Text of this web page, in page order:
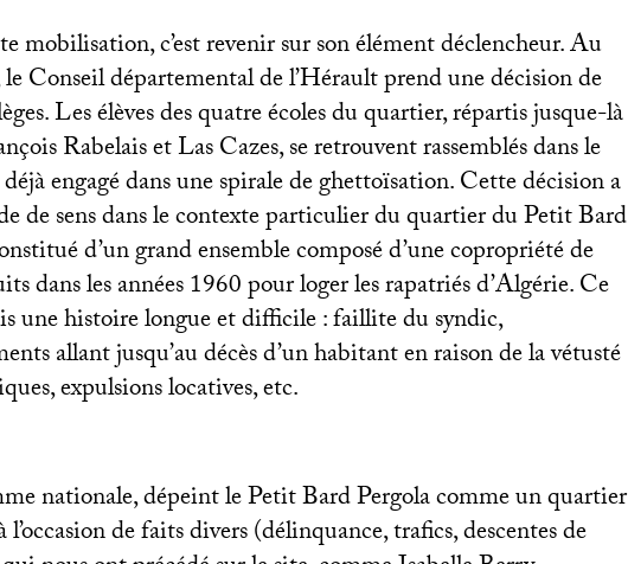
mobilisation, c’est revenir sur son élément déclencheur. Au
le Conseil départemental de l’Hérault prend une décision de
Les élèves des quatre écoles du quartier, répartis jusque-là
Rabelais et Las Cazes, se retrouvent rassemblés dans le
engagé dans une spirale de ghettoïsation. Cette décision a
de sens dans le contexte particulier du quartier du Petit Bard
d’un grand ensemble composé d’une copropriété de
dans les années 1960 pour loger les rapatriés d’Algérie. Ce
une histoire longue et difficile : faillite du syndic,
allant jusqu’au décès d’un habitant en raison de la vétusté
expulsions locatives, etc.
nationale, dépeint le Petit Bard Pergola comme un quartier
l’occasion de faits divers (délinquance, trafics, descentes de